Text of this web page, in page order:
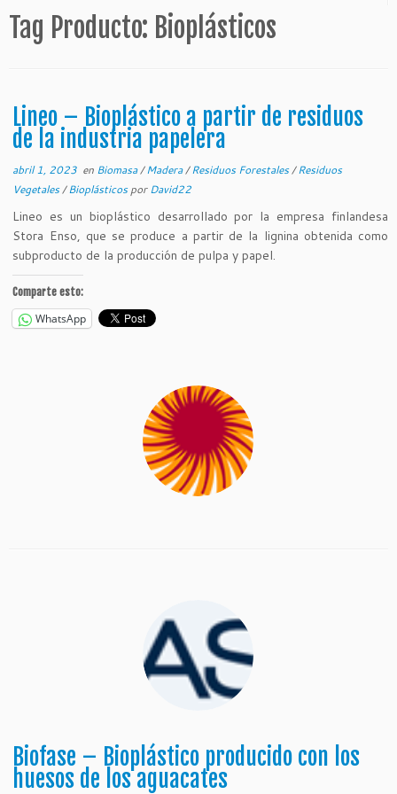
Tag Producto: Bioplásticos
Lineo – Bioplástico a partir de residuos
de la industria papelera
abril 1, 2023 en Biomasa/Madera/Residuos Forestales/Residuos
Vegetales/BioplásticosporDavid22
Lineo es un bioplástico desarrollado por la empresa finlandesa
Stora Enso, que se produce a partir de la lignina obtenida como
subproducto de la producción de pulpa y papel.
Comparte esto:
WhatsApp
Biofase – Bioplástico producido con los
huesos de los aguacates